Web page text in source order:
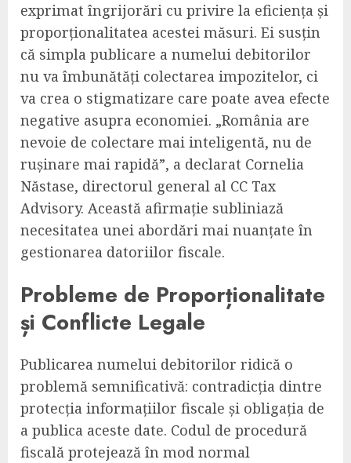
exprimat îngrijorări cu privire la eficiența și
proporționalitatea acestei măsuri. Ei susțin
că simpla publicare a numelui debitorilor
nu va îmbunătăți colectarea impozitelor, ci
va crea o stigmatizare care poate avea efecte
negative asupra economiei. „România are
nevoie de colectare mai inteligentă, nu de
rușinare mai rapidă”, a declarat Cornelia
Năstase, directorul general al CC Tax
Advisory. Această afirmație subliniază
necesitatea unei abordări mai nuanțate în
gestionarea datoriilor fiscale.
Probleme de Proporționalitate
și Conflicte Legale
Publicarea numelui debitorilor ridică o
problemă semnificativă: contradicția dintre
protecția informațiilor fiscale și obligația de
a publica aceste date. Codul de procedură
fiscală protejează în mod normal